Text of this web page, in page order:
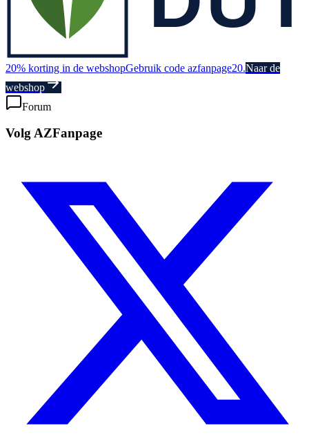
20% korting in de webshopGebruik code azfanpage20.Naar de
webshop
Forum
Volg AZFanpage